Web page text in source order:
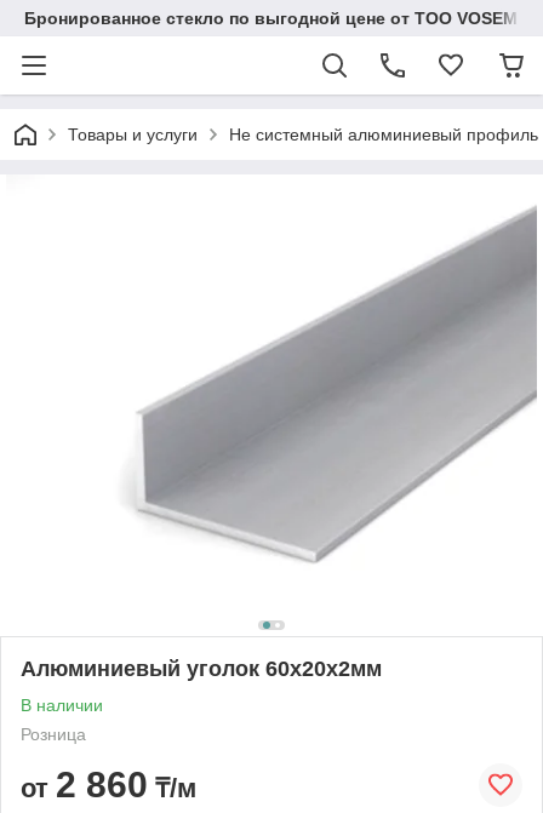
Бронированное стекло по выгодной цене от ТОО VOSEM
Товары и услуги Не системный алюминиевый профиль
Алюминиевый уголок 60х20х2мм
В наличии
Розница
от 2 860 ₸/м